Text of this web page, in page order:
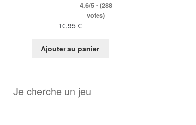
4.6/5 - (288
votes)
10,95€
Ajouter au panier
Je cherche un jeu